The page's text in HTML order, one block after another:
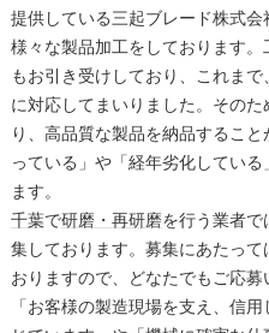
提供している三起ブレード株式
様々な製品加工をしております
もお引き受けしており、これま
に対応してまいりました。その
り、高品質な製品を納品するこ
っている」や「経年劣化してい
ます。
千葉で研磨・再研磨を行う業者で
集しております。募集にあたっ
おりますので、どなたでもご応募
「お客様の製造現場を支え、信